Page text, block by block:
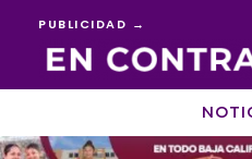
PUBLICIDAD →
Reproductor